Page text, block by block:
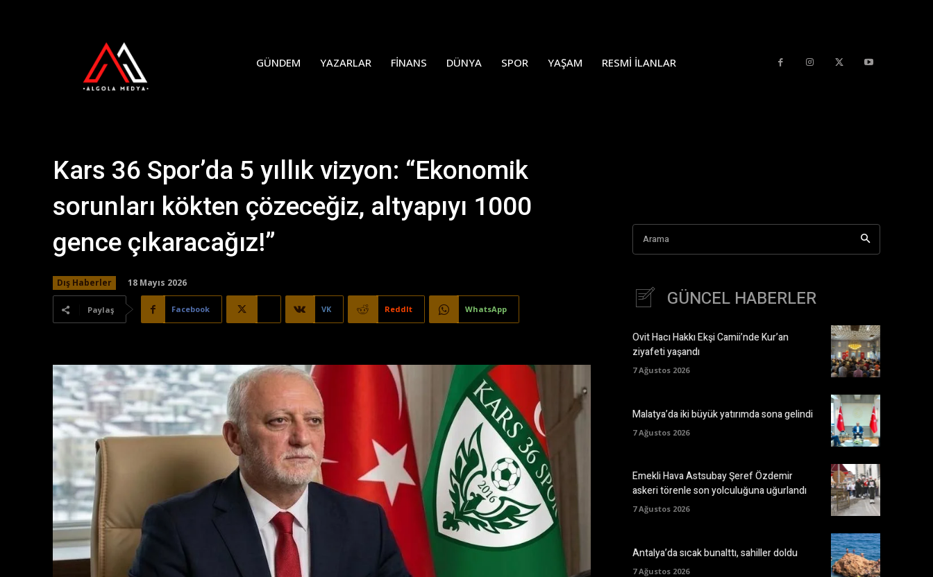
GÜNDEM YAZARLAR FINANS DÜNYA SPOR YAŞAM RESMI İLANLAR
Kars 36 Spor’da 5 yıllık vizyon: “Ekonomik
sorunları kökten çözeceğiz, altyapıyı 1000
gence çıkaracağız!”
Dış Haberler 18 Mayıs 2026
Paylaş Facebook VK ReddIt WhatsApp
Arama
GÜNCEL HABERLER
Ovit Hacı Hakkı Ekşi Camii’nde Kur’an
ziyafeti yaşandı
7 Ağustos 2026
Malatya’da iki büyük yatırımda sona gelindi
7 Ağustos 2026
Emekli Hava Astsubay Şeref Özdemir
askeri törenle son yolculuğuna uğurlandı
7 Ağustos 2026
Antalya’da sıcak bunalttı, sahiller doldu
7 Ağustos 2026